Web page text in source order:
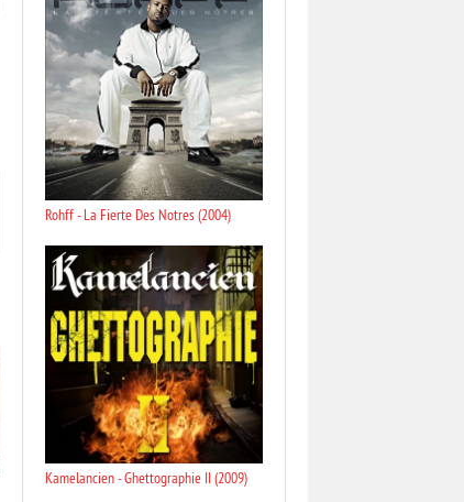
Rohff - La Fierte Des Notres (2004)
Kamelancien - Ghettographie II (2009)